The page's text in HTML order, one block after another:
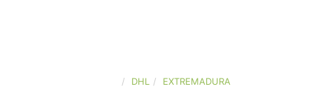
DHL EXTREMADURA